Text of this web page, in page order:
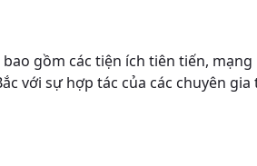
gồm các tiện ích tiên tiến,
với sự hợp tác của các chuyên